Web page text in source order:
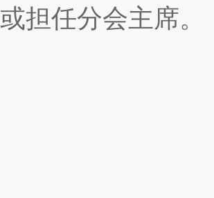
或担任分会主席。